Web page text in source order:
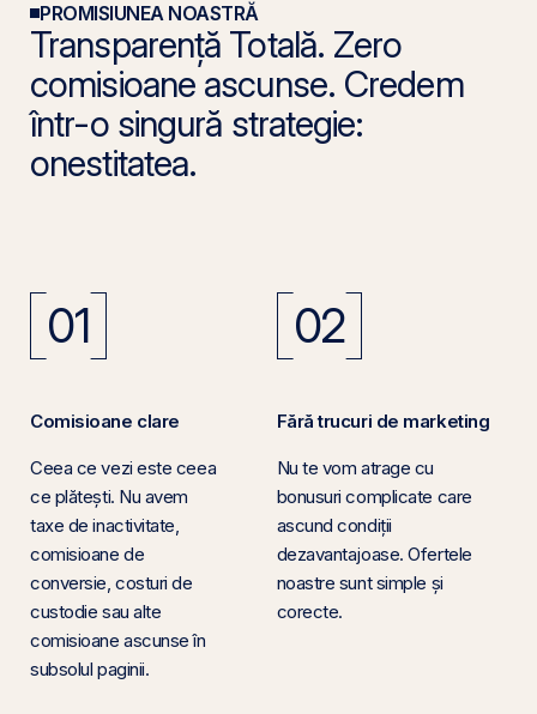
PROMISIUNEA NOASTRĂ
Transparență Totală. Zero
comisioane ascunse. Credem
într-o singură strategie:
onestitatea.
01
Comisioane clare
Ceea ce vezi este ceea
ce plătești. Nu avem
taxe de inactivitate,
comisioane de
conversie, costuri de
custodie sau alte
comisioane ascunse în
subsolul paginii.
02
Fără trucuri de marketing
Nu te vom atrage cu
bonusuri complicate care
ascund condiții
dezavantajoase. Ofertele
noastre sunt simple și
corecte.